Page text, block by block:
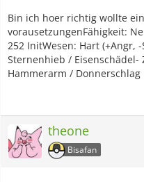
Bin ich hoer richtig wollte
vorausetzungenFähigkeit:
252 InitWesen: Hart (+Angr,
Sternenhieb / Eisenschädel-
Hammerarm / Donnerschlag
theone
Bisafan